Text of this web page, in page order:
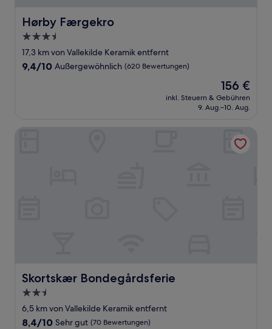
Hørby Færgekro
Hørby Færgekro
3.5-
Sterne-
Unterkunft
17,3 km von Vallekilde Keramik entfernt
9.4
9,4/10 Außergewöhnlich (620 Bewertungen)
Der
Preis
beträgt
156 €
inkl. Steuern & Gebühren
9. Aug.–10. Aug.
Skortskær Bondegårdsferie
Skortskær Bondegårdsferie
2.5-
Sterne-
Unterkunft
6,5 km von Vallekilde Keramik entfernt
8.4
8,4/10 Sehr gut (70 Bewertungen)